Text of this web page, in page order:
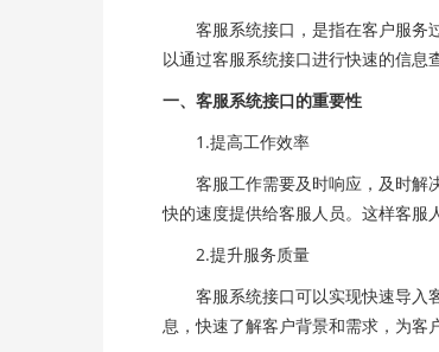
客服系统接口，是指在客户服务过
以通过客服系统接口进行快速的信息
一、客服系统接口的重要性
1.提高工作效率
客服工作需要及时响应，及时解决
快的速度提供给客服人员。这样客服
2.提升服务质量
客服系统接口可以实现快速导入
息，快速了解客户背景和需求，为客